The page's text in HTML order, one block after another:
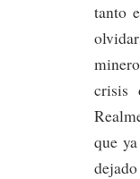
tanto
crisis
que